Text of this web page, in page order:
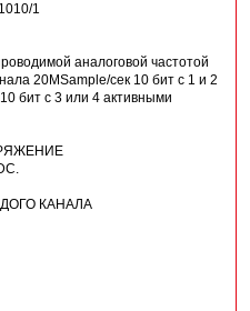
1
аналоговой частотой
20MSample/сек 10 бит с 1 и 2
бит с 3 или 4 активными
КАНАЛА